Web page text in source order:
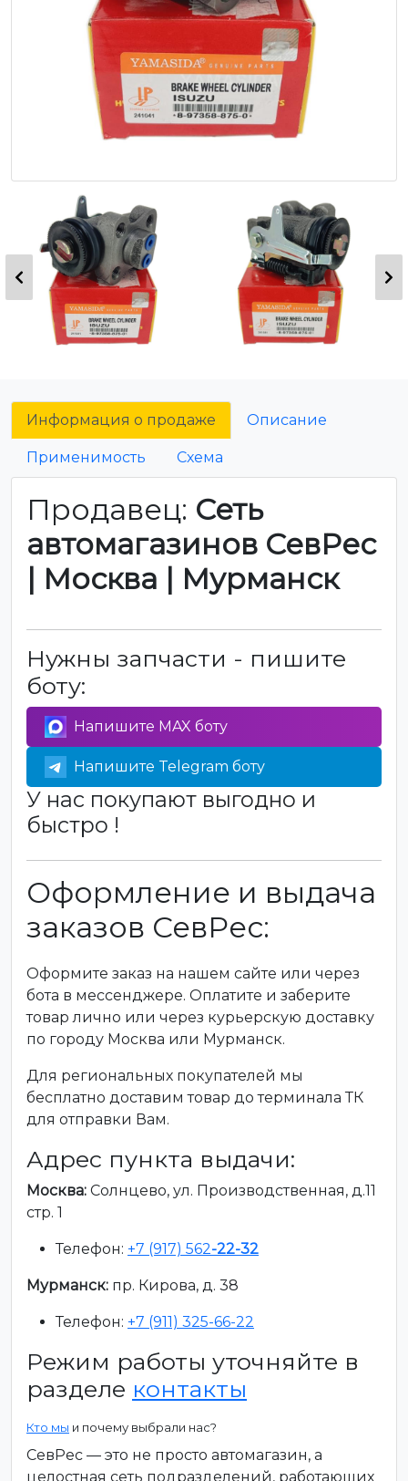
Информация о продаже Описание
Применимость Схема
Продавец: Сеть
автомагазинов СевРес
| Москва | Мурманск
Нужны запчасти - пишите
боту:
Напишите MAX боту
Напишите Telegram боту
У нас покупают выгодно и
быстро !
Оформление и выдача
заказов СевРес:
Оформите заказ на нашем сайте или через
бота в мессенджере. Оплатите и заберите
товар лично или через курьерскую доставку
по городу Москва или Мурманск.
Для региональных покупателей мы
бесплатно доставим товар до терминала ТК
для отправки Вам.
Адрес пункта выдачи:
Москва: Солнцево, ул. Производственная, д.11
стр. 1
Телефон: +7 (917) 562-22-32
Мурманск: пр. Кирова, д. 38
Телефон: +7 (911) 325-66-22
Режим работы уточняйте в
разделе контакты
Кто мы и почему выбрали нас?
СевРес — это не просто автомагазин, а
целостная сеть подразделений, работающих